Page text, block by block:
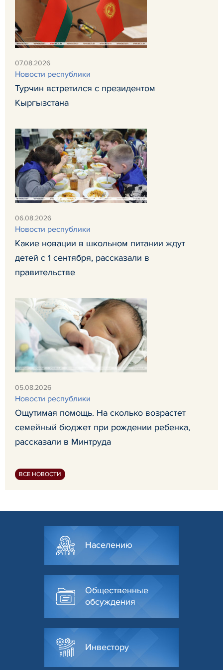
07.08.2026
Новости республики
Турчин встретился с президентом
Кыргызстана
06.08.2026
Новости республики
Какие новации в школьном питании ждут
детей с 1 сентября, рассказали в
правительстве
05.08.2026
Новости республики
Ощутимая помощь. На сколько возрастет
семейный бюджет при рождении ребенка,
рассказали в Минтруда
ВСЕ НОВОСТИ
Населению
Общественные
обсуждения
Инвестору